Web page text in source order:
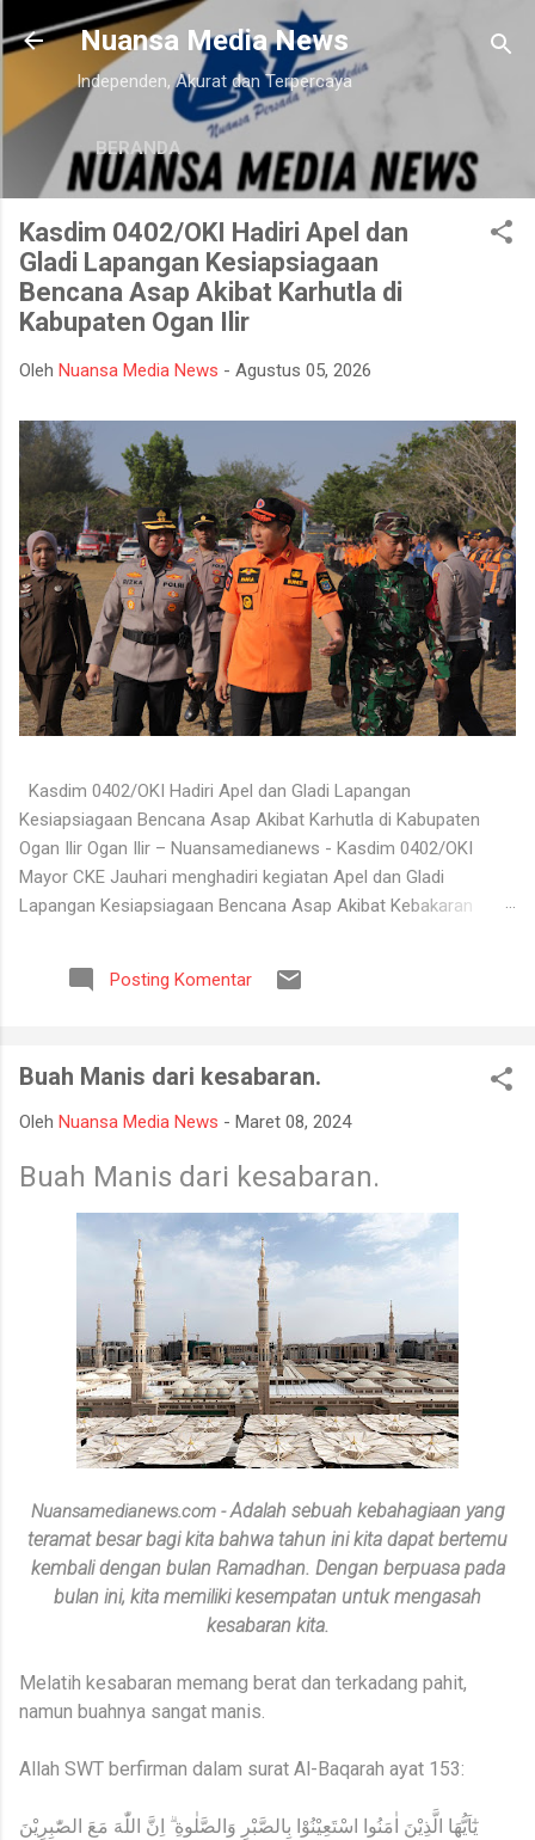
Langsung ke konten utama
Nuansa Media News
Independen, Akurat dan Terpercaya
BERANDA
Kasdim 0402/OKI Hadiri Apel dan
Gladi Lapangan Kesiapsiagaan
Bencana Asap Akibat Karhutla di
Kabupaten Ogan Ilir
Oleh Nuansa Media News - Agustus 05, 2026
Kasdim 0402/OKI Hadiri Apel dan Gladi Lapangan
Kesiapsiagaan Bencana Asap Akibat Karhutla di Kabupaten
Ogan Ilir Ogan Ilir – Nuansamedianews - Kasdim 0402/OKI
Mayor CKE Jauhari menghadiri kegiatan Apel dan Gladi
Lapangan Kesiapsiagaan Bencana Asap Akibat Kebakaran
yang digelar di Lapangan Upacara Komplek Perkantoran
Terpadu (KPT) Tanjung Senai, Kabupaten Ogan Ilir, Selasa
bencana asap akibat kebakaran hutan dan lahan yang kerap
oleh unsur TNI, Polri, BPBD, Manggala Agni, Dinas Pemadam
Kebakaran, instansi pemerintah daerah, relawan, serta berbagai
elemen masyarakat. Melalui kegiatan ini, seluruh peserta
mendapatkan gambaran mengenai mekanisme penanganan
Karhutla, mulai dari koordinasi antarinstansi, pengerahan
personel dan peralatan, hingga simulasi pe...
Posting Komentar
Buah Manis dari kesabaran.
Oleh Nuansa Media News - Maret 08, 2024
Buah Manis dari kesabaran.
Nuansamedianews.com -Adalah sebuah kebahagiaan yang
teramat besar bagi kita bahwa tahun ini kita dapat bertemu
kembali dengan bulan Ramadhan. Dengan berpuasa pada
bulan ini, kita memiliki kesempatan untuk mengasah
kesabaran kita.
Melatih kesabaran memang berat dan terkadang pahit,
namun buahnya sangat manis.
Allah SWT berfirman dalam surat Al-Baqarah ayat 153:
يٰٓاَيُّهَا الَّذِيْنَ اٰمَنُوا اسْتَعِيْنُوْا بِالصَّبْرِ وَالصَّلٰوةِ ۗ اِنَّ اللّٰهَ مَعَ الصّٰبِرِيْنَ